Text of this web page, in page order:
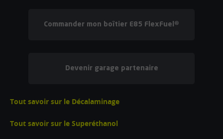
Commander mon boîtier E85 FlexFuel®
Devenir garage partenaire
Tout savoir sur le Décalaminage
Tout savoir sur le Superéthanol